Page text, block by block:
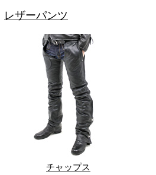
レザーパンツ
チャップス